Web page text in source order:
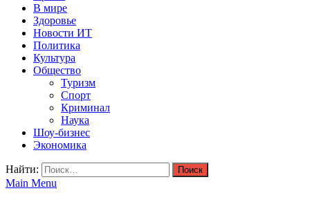
В мире
Здоровье
Новости ИТ
Политика
Культура
Общество
Туризм
Спорт
Криминал
Наука
Шоу-бизнес
Экономика
Найти:
Main Menu